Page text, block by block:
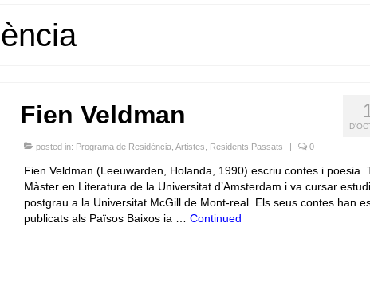
Fien Veldman
posted in: Programa de Residència, Artistes Residents Passats 0
Fien Veldman (Leeuwarden, Holanda, 1990) escriu contes i poesia.
Màster en Literatura de la Universitat d’Amsterdam i va cursar
postgrau a la Universitat McGill de Mont-real. Els seus contes han
publicats als Països Baixos ia … Continued